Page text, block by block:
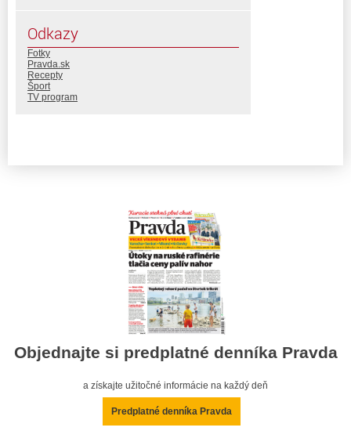
Odkazy
Fotky
Pravda.sk
Recepty
Šport
TV program
Objednajte si predplatné denníka Pravda
a získajte užitočné informácie na každý deň
Predplatné denníka Pravda